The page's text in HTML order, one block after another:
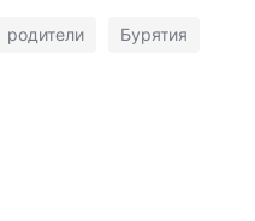
родители Бурятия